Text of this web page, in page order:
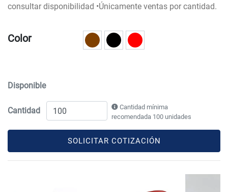
consultar disponibilidad •Únicamente ventas por cantidad.
Color
Disponible
Cantidad
Cantidad mínima
recomendada 100 unidades
SOLICITAR COTIZACIÓN